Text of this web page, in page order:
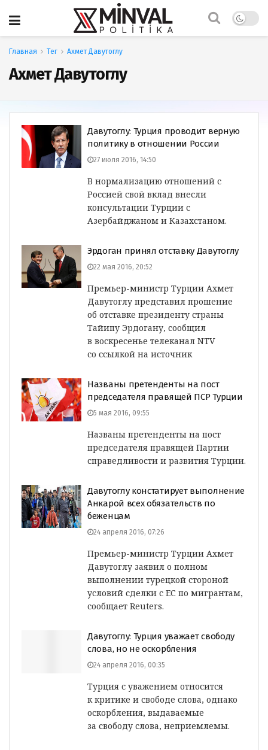
Главная Тег Ахмет Давутоглу
Ахмет Давутоглу
Давутоглу: Турция проводит верную
политику в отношении России
27 июля 2016, 14:50
В нормализацию отношений с
Россией свой вклад внесли
консультации Турции с
Азербайджаном и Казахстаном.
Эрдоган принял отставку Давутоглу
22 мая 2016, 20:52
Премьер-министр Турции Ахмет
Давутоглу представил прошение
об отставке президенту страны
Тайипу Эрдогану, сообщил
в воскресенье телеканал NTV
со ссылкой на источник
Названы претенденты на пост
председателя правящей ПСР Турции
5 мая 2016, 09:55
Названы претенденты на пост
председателя правящей Партии
справедливости и развития Турции.
Давутоглу констатирует выполнение
Анкарой всех обязательств по
беженцам
24 апреля 2016, 07:26
Премьер-министр Турции Ахмет
Давутоглу заявил о полном
выполнении турецкой стороной
условий сделки с ЕС по мигрантам,
сообщает Reuters.
Давутоглу: Турция уважает свободу
слова, но не оскорбления
24 апреля 2016, 00:35
Турция с уважением относится
к критике и свободе слова, однако
оскорбления, выдаваемые
за свободу слова, неприемлемы.